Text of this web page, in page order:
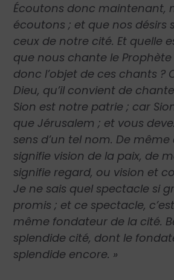
Écoutons donc maintenant,
écoutons ; et que nos désirs
ceux de notre cité. Et quelle
que nous chante le Prophète
donc l’objet de ces chants ?
Dieu, qu’il convient de
Sion est notre patrie ; car
que Jérusalem ; et vous
sens d’un tel nom. De
signifie vision de la paix, de
signifie regard, ou vision et
Je ne sais quel spectacle si
promis ; et ce spectacle,
même fondateur de la cité.
splendide cité, dont le
splendide encore. »